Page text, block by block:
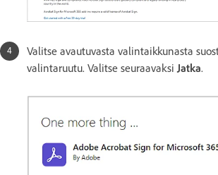
Valitse avautuvasta valintaikkunasta
valintaruutu. Valitse seuraavaksiJatka.